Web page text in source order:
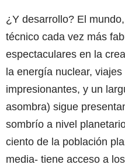
¿Y desarrollo? El
técnico cada vez más
espectaculares en la
la energía nuclear,
impresionantes, y un
asombra) sigue
sombrío a nivel
ciento de la población
media- tiene acceso a